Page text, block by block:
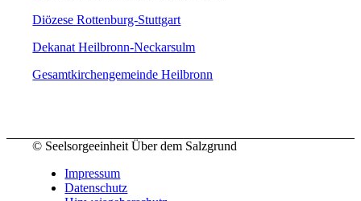
Diözese Rottenburg-Stuttgart
Dekanat Heilbronn-Neckarsulm
Gesamtkirchengemeinde Heilbronn
© Seelsorgeeinheit Über dem Salzgrund
Impressum
Datenschutz